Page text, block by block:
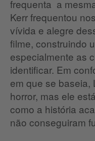
frequenta a
Kerr frequentou
vívida e alegre
filme, construindo
especialmente as
identificar. Em
em que se baseia,
horror, mas ele
como a história
não conseguiram